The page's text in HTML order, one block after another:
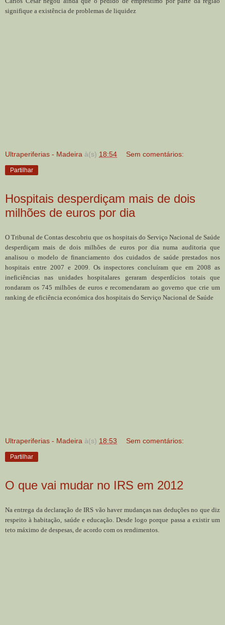
signifique a existência de problemas de liquidez
Ultraperiferias - Madeira à(s) 18:54 Sem comentários:
Partilhar
Hospitais desperdiçam mais de dois
milhões de euros por dia
O Tribunal de Contas descobriu que os hospitais do Serviço Nacional de Saúde
desperdiçam mais de dois milhões de euros por dia numa auditoria que
analisou o modelo de financiamento dos cuidados de saúde prestados nos
hospitais entre 2007 e 2009. Os inspectores concluíram que em 2008 as
ineficiências nas unidades hospitalares geraram desperdícios totais que
rondaram os 745 milhões de euros e recomendaram ao governo que crie um
ranking de eficiência económica dos hospitais do Serviço Nacional de Saúde
Ultraperiferias - Madeira à(s) 18:53 Sem comentários:
Partilhar
O que vai mudar no IRS em 2012
Na entrega da declaração de IRS vão haver mudanças nas deduções no que diz
respeito à habitação, saúde e educação. Desde logo porque passa a existir um
teto máximo de despesas, de acordo com os rendimentos.